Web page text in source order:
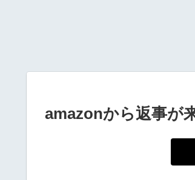
amazonから返事が